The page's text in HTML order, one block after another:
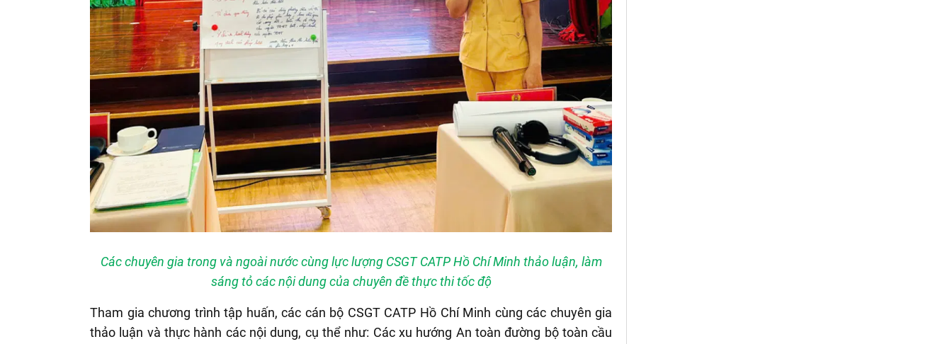
Các chuyên gia trong và ngoài nước cùng lực lượng CSGT CATP Hồ Chí Minh thảo luận, làm
sáng tỏ các nội dung của chuyên đề thực thi tốc độ
Tham gia chương trình tập huấn, các cán bộ CSGT CATP Hồ Chí Minh cùng các chuyên gia
thảo luận và thực hành các nội dung, cụ thể như: Các xu hướng An toàn đường bộ toàn cầu